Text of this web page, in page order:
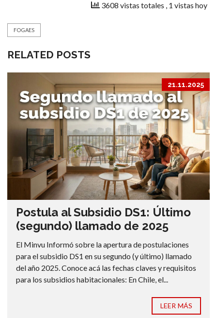
3608 vistas totales , 1 vistas hoy
FOGAES
RELATED POSTS
21.11.2025
Postula al Subsidio DS1: Último
(segundo) llamado de 2025
El Minvu Informó sobre la apertura de postulaciones
para el subsidio DS1 en su segundo (y último) llamado
del año 2025. Conoce acá las fechas claves y requisitos
para los subsidios habitacionales: En Chile, el...
LEER MÁS